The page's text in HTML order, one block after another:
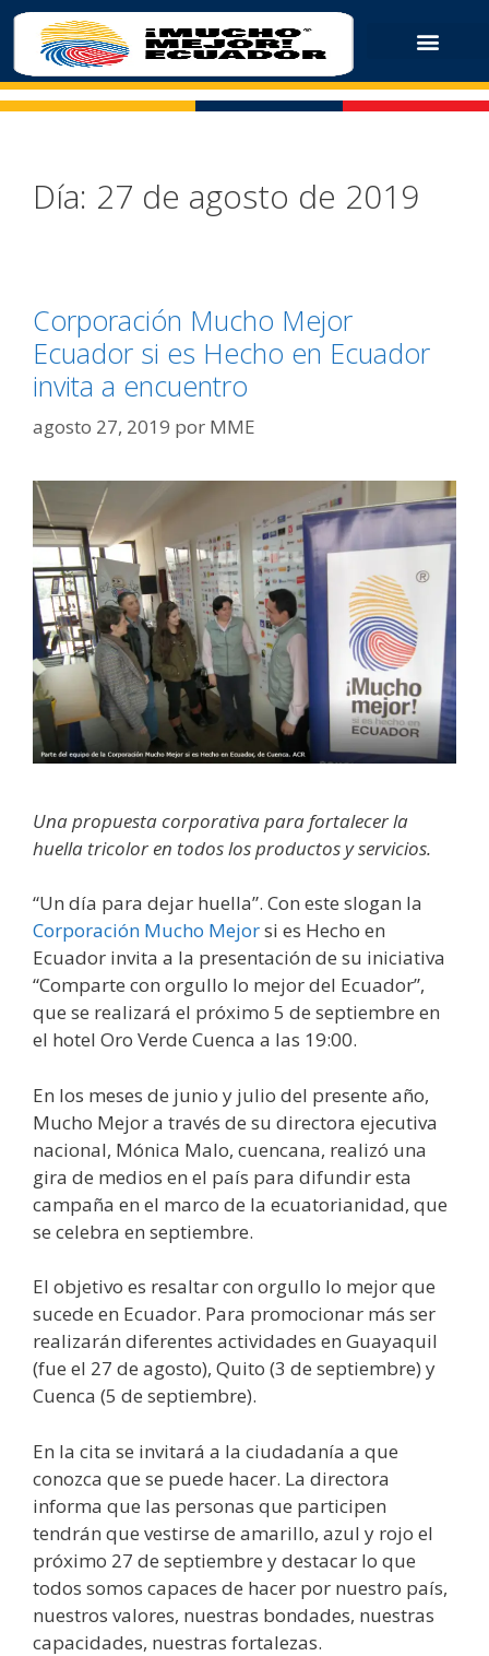
Día: 27 de agosto de 2019
Corporación Mucho Mejor
Ecuador si es Hecho en Ecuador
invita a encuentro
agosto 27, 2019 por MME
Una propuesta corporativa para fortalecer la
huella tricolor en todos los productos y servicios.
“Un día para dejar huella”. Con este slogan la
Corporación Mucho Mejorsi es Hecho en
Ecuador invita a la presentación de su iniciativa
“Comparte con orgullo lo mejor del Ecuador”,
que se realizará el próximo 5 de septiembre en
el hotel Oro Verde Cuenca a las 19:00.
En los meses de junio y julio del presente año,
Mucho Mejor a través de su directora ejecutiva
nacional, Mónica Malo, cuencana, realizó una
gira de medios en el país para difundir esta
campaña en el marco de la ecuatorianidad, que
se celebra en septiembre.
El objetivo es resaltar con orgullo lo mejor que
sucede en Ecuador. Para promocionar más ser
realizarán diferentes actividades en Guayaquil
(fue el 27 de agosto), Quito (3 de septiembre) y
Cuenca (5 de septiembre).
En la cita se invitará a la ciudadanía a que
conozca que se puede hacer. La directora
informa que las personas que participen
tendrán que vestirse de amarillo, azul y rojo el
próximo 27 de septiembre y destacar lo que
todos somos capaces de hacer por nuestro país,
nuestros valores, nuestras bondades, nuestras
capacidades, nuestras fortalezas.